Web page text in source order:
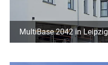
MultiBase 2042 in Leipzig